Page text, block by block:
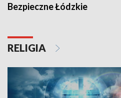
Bezpieczne Łódzkie
RELIGIA